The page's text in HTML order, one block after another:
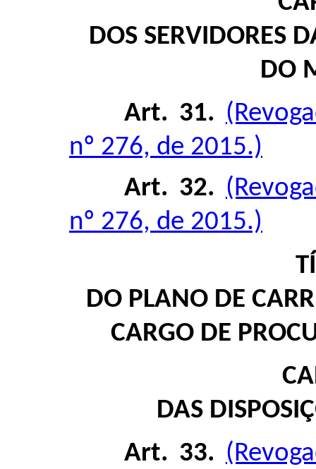
DOS SERVIDORES
DO
Art. 31.
nº 276, de 2015.)
Art. 32.
nº 276, de 2015.)
DO PLANO DE
CARGO DE
DAS
Art. 33.